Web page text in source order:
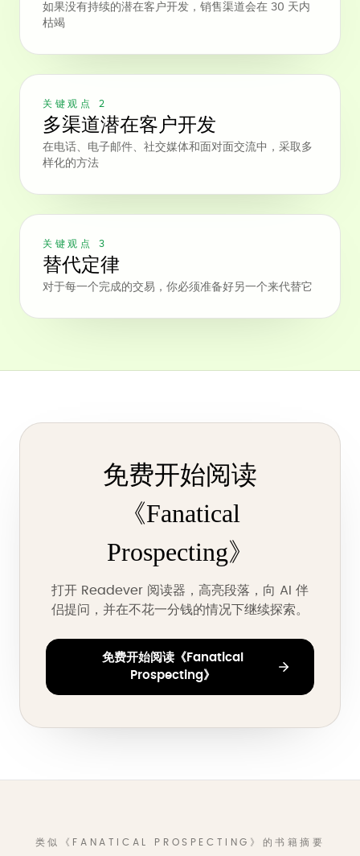
如果没有持续的潜在客户开发，销售渠道会在 30 天内
枯竭
关键观点 2
多渠道潜在客户开发
在电话、电子邮件、社交媒体和面对面交流中，采取多
样化的方法
关键观点 3
替代定律
对于每一个完成的交易，你必须准备好另一个来代替它
免费开始阅读
《Fanatical
Prospecting》
打开 Readever 阅读器，高亮段落，向 AI 伴
侣提问，并在不花一分钱的情况下继续探索。
免费开始阅读《Fanatical
Prospecting》
类似《FANATICAL PROSPECTING》的书籍摘要